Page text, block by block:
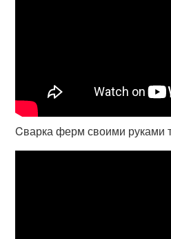
Cварка ферм своими руками